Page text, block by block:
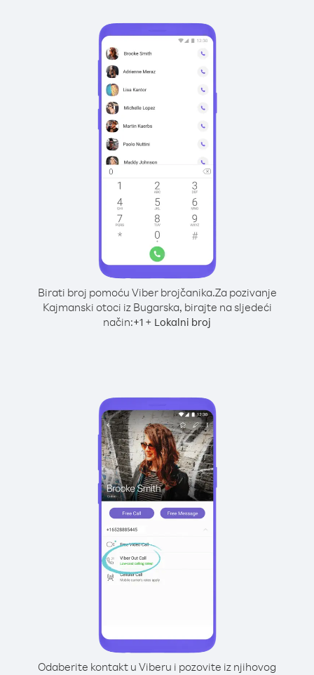
Birati broj pomoću Viber brojčanika.Za pozivanje
Kajmanski otoci iz Bugarska, birajte na sljedeći
način:+1 + Lokalni broj
Odaberite kontakt u Viberu i pozovite iz njihovog